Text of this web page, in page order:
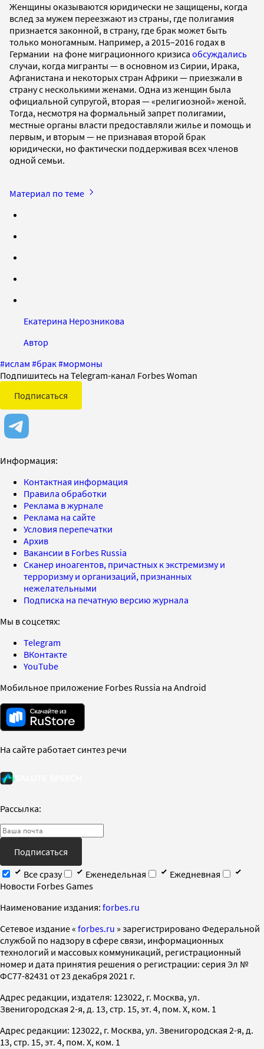
Женщины оказываются юридически не защищены, когда
вслед за мужем переезжают из страны, где полигамия
признается законной, в страну, где брак может быть
только моногамным. Например, а 2015–2016 годах в
Германии на фоне миграционного кризиса обсуждались
случаи, когда мигранты — в основном из Сирии, Ирака,
Афганистана и некоторых стран Африки — приезжали в
страну с несколькими женами. Одна из женщин была
официальной супругой, вторая — «религиозной» женой.
Тогда, несмотря на формальный запрет полигамии,
местные органы власти предоставляли жилье и помощь и
первым, и вторым — не признавая второй брак
юридически, но фактически поддерживая всех членов
одной семьи.
Материал по теме
Екатерина Нерозникова
Автор
#ислам #брак#мормоны
Подпишитесь на Telegram-канал Forbes Woman
Подписаться
Информация:
Контактная информация
Правила обработки
Реклама в журнале
Реклама на сайте
Условия перепечатки
Архив
Вакансии в Forbes Russia
Сканер иноагентов, причастных к экстремизму и
терроризму и организаций, признанных
нежелательными
Подписка на печатную версию журнала
Мы в соцсетях:
Telegram
ВКонтакте
YouTube
Мобильное приложение Forbes Russia на Android
На сайте работает синтез речи
Рассылка:
Подписаться
Все сразу
Еженедельная
Ежедневная
Новости Forbes Games
Наименование издания: forbes.ru
Cетевое издание « forbes.ru » зарегистрировано Федеральной
службой по надзору в сфере связи, информационных
технологий и массовых коммуникаций, регистрационный
номер и дата принятия решения о регистрации: серия Эл №
ФС77-82431 от 23 декабря 2021 г.
Адрес редакции, издателя: 123022, г. Москва, ул.
Звенигородская 2-я, д. 13, стр. 15, эт. 4, пом. X, ком. 1
Адрес редакции: 123022, г. Москва, ул. Звенигородская 2-я, д.
13, стр. 15, эт. 4, пом. X, ком. 1